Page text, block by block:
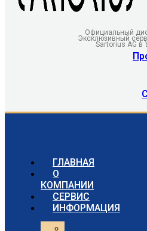
Официальный
Эксклюзивный
Sartorius AG в
ГЛАВНАЯ
О
КОМПАНИИ
СЕРВИС
ИНФОРМАЦИЯ